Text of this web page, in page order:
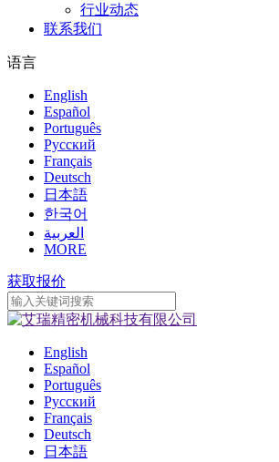
行业动态
联系我们
语言
English
Español
Português
Pусский
Français
Deutsch
日本語
한국어
العربية
MORE
获取报价
English
Español
Português
Pусский
Français
Deutsch
日本語